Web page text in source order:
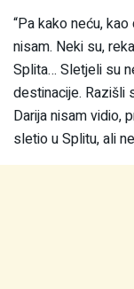
“Pa kako neću,
nisam. Neki su,
Splita… Sletjeli su
destinacije. Razišli
Darija nisam vidio,
sletio u Splitu, ali